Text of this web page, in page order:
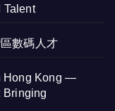
Talent
數碼人才
Hong Kong —
Bringing